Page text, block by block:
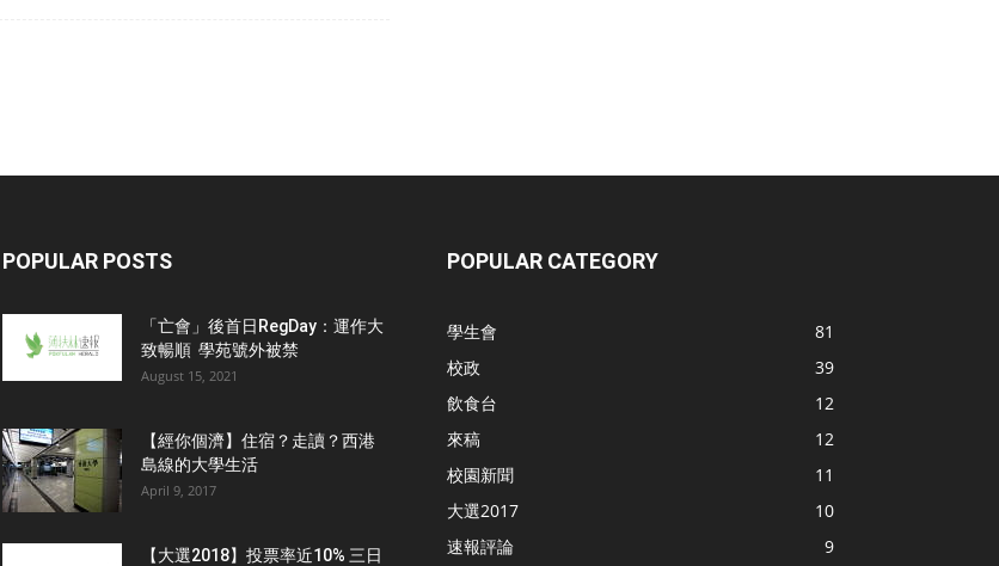
POPULAR POSTS
「亡會」後首日RegDay：運作大
致暢順 學苑號外被禁
August 15, 2021
【經你個濟】住宿？走讀？西港
島線的大學生活
April 9, 2017
【大選2018】投票率近10% 三日
POPULAR CATEGORY
學生會
81
校政
39
飲食台
12
來稿
12
校園新聞
11
大選2017
10
速報評論
9